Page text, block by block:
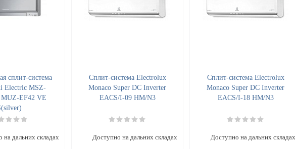
сплит-система
Electric MSZ-
EF42 VE
на дальних складах
Cплит-система Electrolux
Monaco Super DC Inverter
EACS/I-09 HM/N3
Доступно на дальних складах
Cплит-система Electrolux
Monaco Super DC Inverter
EACS/I-18 HM/N3
Доступно на дальних складах